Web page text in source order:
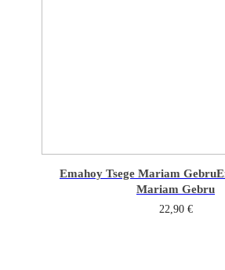
Emahoy Tsege Mariam Gebru
Mariam Gebru
22,90 €